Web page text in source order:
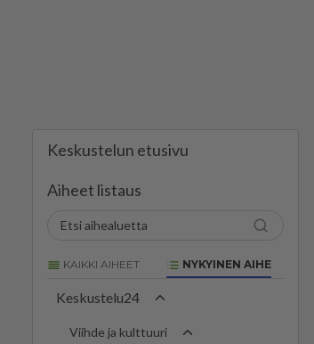
Keskustelun etusivu
Aiheet listaus
KAIKKI AIHEET NYKYINEN AIHE
Keskustelu24
Viihde ja kulttuuri